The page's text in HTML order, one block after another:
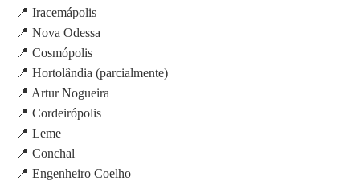
📍 Iracemápolis
📍 Nova Odessa
📍 Cosmópolis
📍 Hortolândia (parcialmente)
📍 Artur Nogueira
📍 Cordeirópolis
📍 Leme
📍 Conchal
📍 Engenheiro Coelho